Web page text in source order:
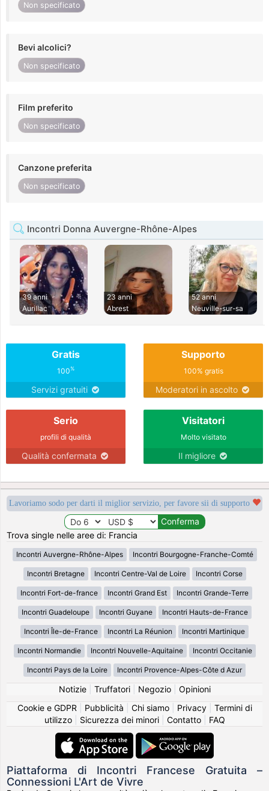
Non specificato
Bevi alcolici?
Non specificato
Film preferito
Non specificato
Canzone preferita
Non specificato
Incontri Donna Auvergne-Rhône-Alpes
39 anni
Aurillac
23 anni
Abrest
52 anni
Neuville-sur-sa
Gratis
100%
Servizi gratuiti
Supporto
100% gratis
Moderatori in ascolto
Serio
profili di qualità
Qualità confermata
Visitatori
Molto visitato
Il migliore
Lavoriamo sodo per darti il miglior servizio, per favore sii di supporto
Trova single nelle aree di: Francia
Incontri Auvergne-Rhône-Alpes Incontri Bourgogne-Franche-Comté
Incontri Bretagne Incontri Centre-Val de Loire Incontri Corse
Incontri Fort-de-france Incontri Grand Est Incontri Grande-Terre
Incontri Guadeloupe Incontri Guyane Incontri Hauts-de-France
Incontri Île-de-France Incontri La Réunion Incontri Martinique
Incontri Normandie Incontri Nouvelle-Aquitaine Incontri Occitanie
Incontri Pays de la Loire Incontri Provence-Alpes-Côte d Azur
Notizie| Truffatori| Negozio| Opinioni
Cookie e GDPR
Pubblicità Chi siamo| Privacy| Termini di
utilizzo| Sicurezza dei minori| Contatto| FAQ
Piattaforma di Incontri Francese Gratuita –
Connessioni L'Art de Vivre